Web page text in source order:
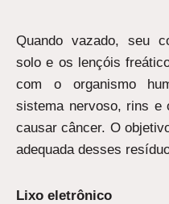
Quando vazado, seu
solo e os lençóis
com o organismo
sistema nervoso, rins e
causar câncer. O
adequada desses
Lixo eletrônico